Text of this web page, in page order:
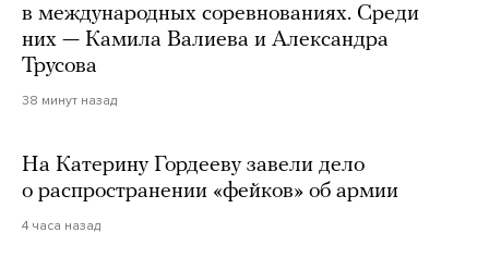
в международных соревнованиях. Среди
них — Камила Валиева и Александра
Трусова
38 минут назад
На Катерину Гордееву завели дело
о распространении «фейков» об армии
4 часа назад